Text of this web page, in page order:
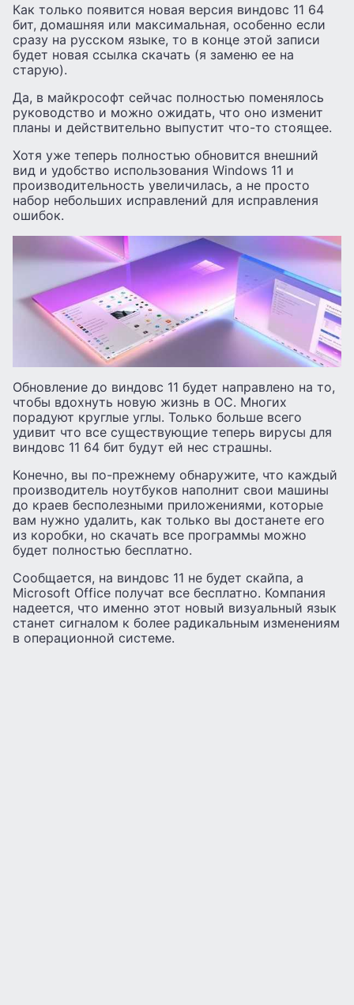
Как только появится новая версия виндовс 11 64
бит, домашняя или максимальная, особенно если
сразу на русском языке, то в конце этой записи
будет новая ссылка скачать (я заменю ее на
старую).
Да, в майкрософт сейчас полностью поменялось
руководство и можно ожидать, что оно изменит
планы и действительно выпустит что-то стоящее.
Хотя уже теперь полностью обновится внешний
вид и удобство использования Windows 11 и
производительность увеличилась, а не просто
набор небольших исправлений для исправления
ошибок.
Обновление до виндовс 11 будет направлено на то,
чтобы вдохнуть новую жизнь в ОС. Многих
порадуют круглые углы. Только больше всего
удивит что все существующие теперь вирусы для
виндовс 11 64 бит будут ей нес страшны.
Конечно, вы по-прежнему обнаружите, что каждый
производитель ноутбуков наполнит свои машины
до краев бесполезными приложениями, которые
вам нужно удалить, как только вы достанете его
из коробки, но скачать все программы можно
будет полностью бесплатно.
Сообщается, на виндовс 11 не будет скайпа, а
Microsoft Office получат все бесплатно. Компания
надеется, что именно этот новый визуальный язык
станет сигналом к более радикальным изменениям
в операционной системе.